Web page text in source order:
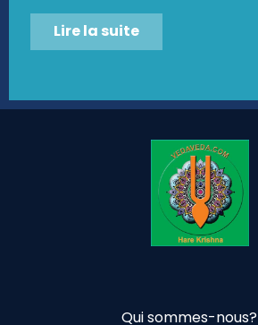
Lire la suite
Qui sommes-nous?